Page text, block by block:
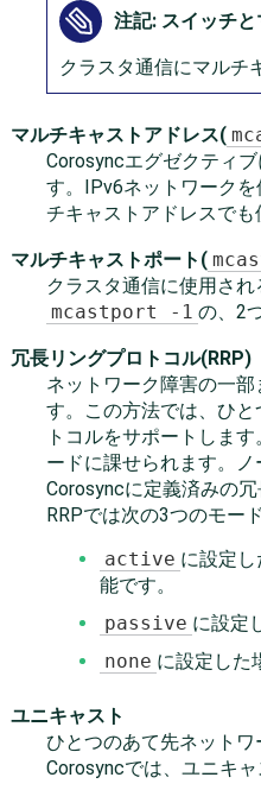
注記: スイッチ
クラスタ通信にマルチ
マルチキャストアドレス(
Corosyncエグゼクティ
す。IPv6ネットワーク
チキャストアドレスでも
マルチキャストポート(
クラスタ通信に使用さ
mcastport -1 の、2
冗長リングプロトコル(RRP)
ネットワーク障害の一
す。この方法では、ひ
トコルをサポートしま
ードに課せられます。
Corosyncに定義済みの
RRPでは次の3つのモー
active に設定
能です。
passive に設定
none に設定した
ユニキャスト
ひとつのあて先ネット
Corosyncでは、ユニキ